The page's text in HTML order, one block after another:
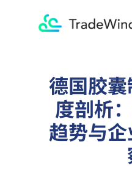
德国胶
度剖析
趋势与